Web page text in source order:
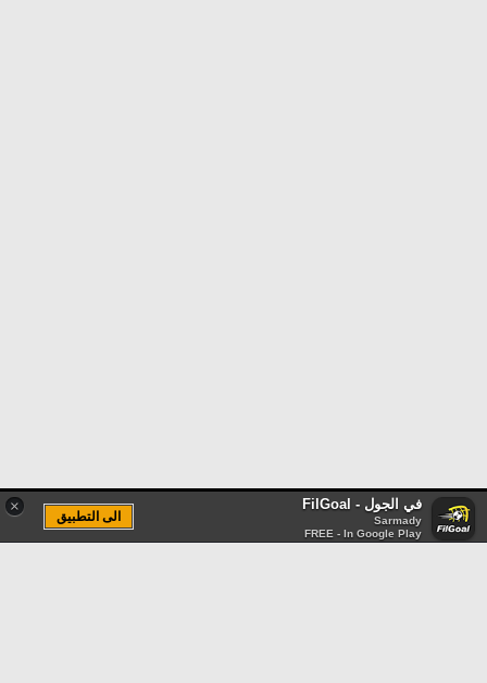
× في الجول - FilGoal
Sarmady
FREE - In Google Play
الى التطبيق